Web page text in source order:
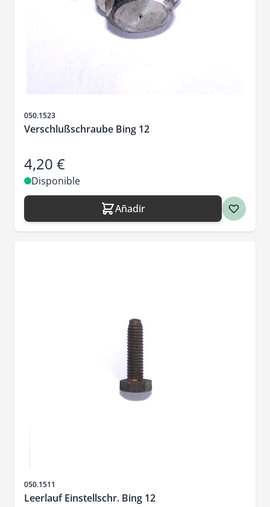
SKU
050.1523
Verschlußschraube Bing 12
4,20 €
Disponible
Añadir
SKU
050.1511
Leerlauf Einstellschr. Bing 12